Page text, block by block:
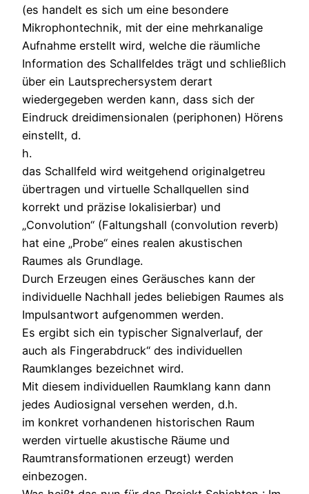
(es handelt es sich um eine besondere
Mikrophontechnik, mit der eine mehrkanalige
Aufnahme erstellt wird, welche die räumliche
Information des Schallfeldes trägt und schließlich
über ein Lautsprechersystem derart
wiedergegeben werden kann, dass sich der
Eindruck dreidimensionalen (periphonen) Hörens
einstellt, d.
h.
das Schallfeld wird weitgehend originalgetreu
übertragen und virtuelle Schallquellen sind
korrekt und präzise lokalisierbar) und
„Convolution“ (Faltungshall (convolution reverb)
hat eine „Probe“ eines realen akustischen
Raumes als Grundlage.
Durch Erzeugen eines Geräusches kann der
individuelle Nachhall jedes beliebigen Raumes als
Impulsantwort aufgenommen werden.
Es ergibt sich ein typischer Signalverlauf, der
auch als Fingerabdruck“ des individuellen
Raumklanges bezeichnet wird.
Mit diesem individuellen Raumklang kann dann
jedes Audiosignal versehen werden, d.h.
im konkret vorhandenen historischen Raum
werden virtuelle akustische Räume und
Raumtransformationen erzeugt) werden
einbezogen.